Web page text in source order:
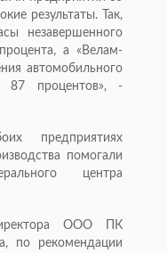
результаты. Так,
незавершенного
а «Велам-
автомобильного
87 процентов», -
предприятиях
помогали
центра
ООО ПК
по рекомендации